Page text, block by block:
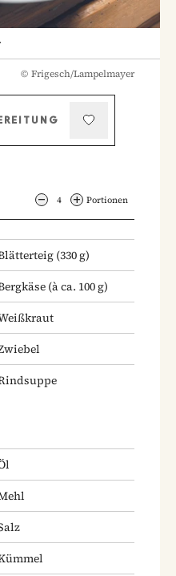
© Frigesch/Lampelmayer
4 Portionen
(330 g)
(à ca. 100 g)